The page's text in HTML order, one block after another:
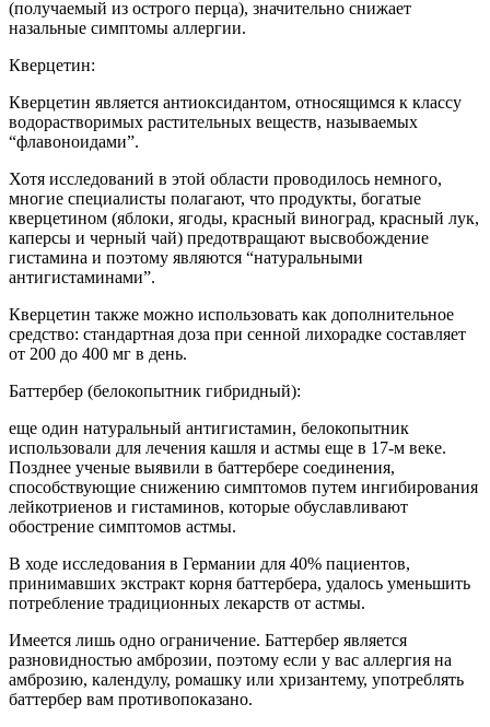
(получаемый из острого перца), значительно снижает
назальные симптомы аллергии.
Кверцетин:
Кверцетин является антиоксидантом, относящимся к классу
водорастворимых растительных веществ, называемых
“флавоноидами”.
Хотя исследований в этой области проводилось немного,
многие специалисты полагают, что продукты, богатые
кверцетином (яблоки, ягоды, красный виноград, красный лук,
каперсы и черный чай) предотвращают высвобождение
гистамина и поэтому являются “натуральными
антигистаминами”.
Кверцетин также можно использовать как дополнительное
средство: стандартная доза при сенной лихорадке составляет
от 200 до 400 мг в день.
Баттербер (белокопытник гибридный):
еще один натуральный антигистамин, белокопытник
использовали для лечения кашля и астмы еще в 17-м веке.
Позднее ученые выявили в баттербере соединения,
способствующие снижению симптомов путем ингибирования
лейкотриенов и гистаминов, которые обуславливают
обострение симптомов астмы.
В ходе исследования в Германии для 40% пациентов,
принимавших экстракт корня баттербера, удалось уменьшить
потребление традиционных лекарств от астмы.
Имеется лишь одно ограничение. Баттербер является
разновидностью амброзии, поэтому если у вас аллергия на
амброзию, календулу, ромашку или хризантему, употреблять
баттербер вам противопоказано.